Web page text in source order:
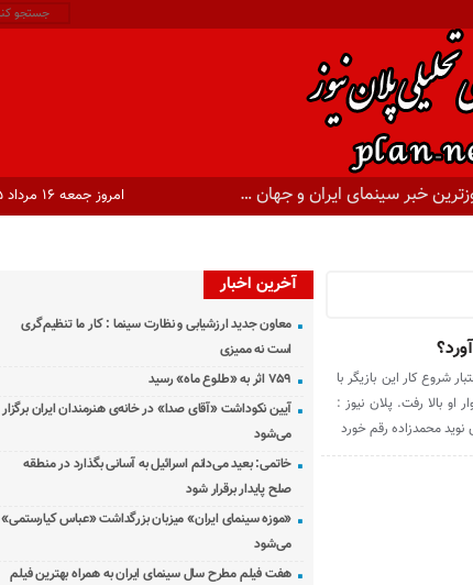
خبر سینمای ایران و جهان …
امروز جمعه ۱۶ مرداد ۱۴۰۵ - Friday 7 August 2026
شروع کار این بازیگر با
بالا رفت. پلان نیوز :
محمدزاده رقم خورد
آخرین اخبار
معاون جدید ارزشیابی و نظارت سینما : کار ما تنظیم‌گری
است نه ممیزی
۷۵۹ اثر به «طلوع ماه» رسید
آیین نکوداشت «آقای صدا» در خانه‌ی هنرمندان ایران برگزار
می‌شود
خاتمی: بعید می‌دانم اسرائیل به آسانی بگذارد در منطقه
صلح پایدار برقرار شود
«موزه سینمای ایران» میزبان بزرگداشت «عباس کیارستمی»
می‌شود
هفت فیلم مطرح سال سینمای ایران به همراه بهترین فیلم